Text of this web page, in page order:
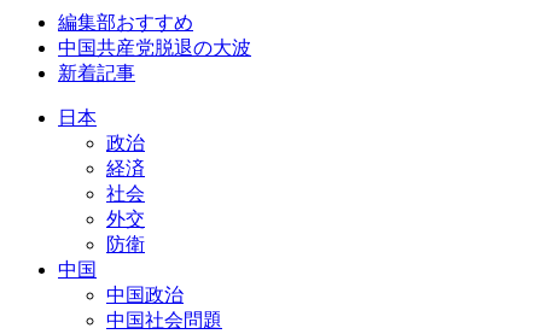
編集部おすすめ
中国共産党脱退の大波
新着記事
日本
政治
経済
社会
外交
防衛
中国
中国政治
中国社会問題